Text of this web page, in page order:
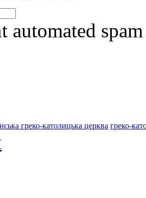
automated
греко-католицька церква греко-